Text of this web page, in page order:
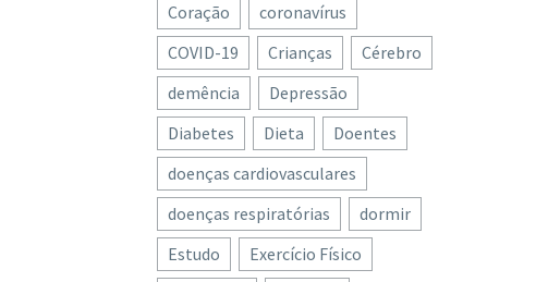
Coração
coronavírus
COVID-19
Crianças
Cérebro
demência
Depressão
Diabetes
Dieta
Doentes
doenças cardiovasculares
doenças respiratórias
dormir
Estudo
Exercício Físico